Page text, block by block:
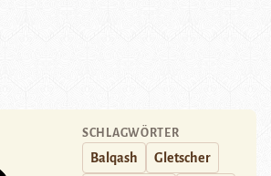
SCHLAGWÖRTER
Balqash Gletscher